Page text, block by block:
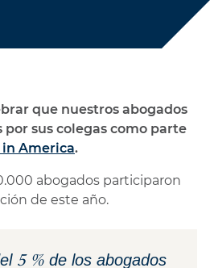
que nuestros abogados
por sus colegas como parte
in America.
abogados participaron
de este año.
5 % de los abogados